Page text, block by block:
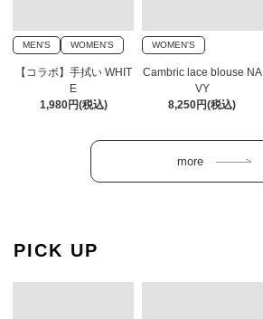
MEN'S WOMEN'S
【コラボ】手拭い WHIT
E
1,980円(税込)
WOMEN'S
Cambric lace blouse NA
VY
8,250円(税込)
PICK UP